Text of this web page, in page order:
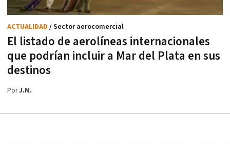
El listado de aerolíneas internacionales
que podrían incluir a Mar del Plata en sus
destinos
ACTUALIDAD / Sector aerocomercial
PorJ.M.